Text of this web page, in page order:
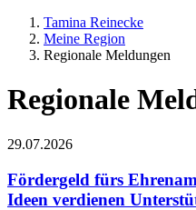
Tamina Reinecke
Meine Region
Regionale Meldungen
Regionale
29.07.2026
Fördergeld fürs
Ideen verdienen